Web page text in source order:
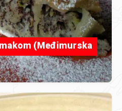
(Međimurska